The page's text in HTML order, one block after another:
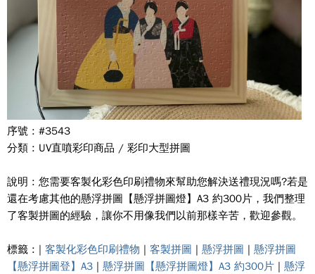
序號 : #3543
分類 : UV直噴彩印商品 / 彩印大型拼圖
說明 : 您需要客製化彩色印刷禮物來幫助您解決送禮現況嗎?若是
還在考慮其他的懸浮拼圖【懸浮拼圖燈】A3 約300片，我們整理
了客製拼圖的經驗，讓你不用像我們以前那樣辛苦，歡迎參觀。
標籤 : | 客製化彩色印刷禮物 客製拼圖 懸浮拼圖
懸浮拼圖
【懸浮拼圖登】A3
懸浮拼圖【懸浮拼圖燈】A3 約300片
懸浮